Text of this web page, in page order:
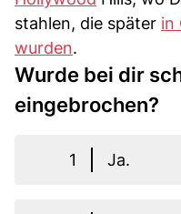
stahlen, die später in
wurden.
Wurde bei dir
eingebrochen?
1 Ja.